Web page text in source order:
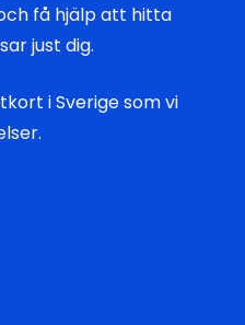
få hjälp att hitta
just dig.
i Sverigesom vi